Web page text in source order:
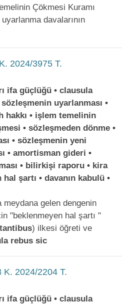
Çökmesi Kuramı
davalarının
2024/3975 T.
ifa güçlüğü • clausula
uyarlanması •
hakkı • işlem temelinin
• sözleşmeden dönme •
• sözleşmenin yeni
• amortisman gideri •
• bilirkişi raporu • kira
şartı • davanın kabulü •
meydana gelen dengenin
"beklenmeyen hal şartı "
) ilkesi öğreti ve
rebus sic
K. 2024/2204 T.
ifa güçlüğü • clausula